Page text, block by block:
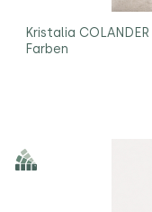
Kristalia
Farben